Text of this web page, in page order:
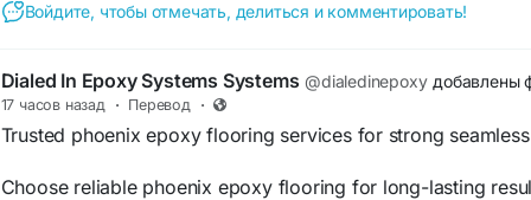
Войдите, чтобы отмечать, делиться и комментировать!
Dialed In Epoxy Systems Systems @dialedinepoxy добавлены
17 часов назад · Перевод ·
Trusted phoenix epoxy flooring services for strong
Choose reliable phoenix epoxy flooring for long-lasting